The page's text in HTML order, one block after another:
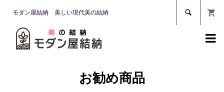
モダン屋結納 美しい現代美の結納 

お勧め商品